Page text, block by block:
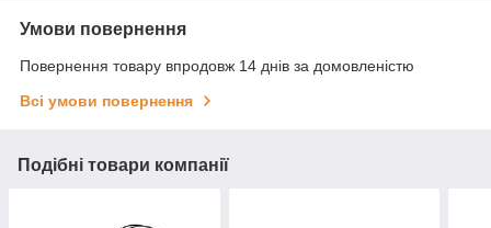
Умови повернення
Повернення товару впродовж 14 днів за домовленістю
Всі умови повернення
Подібні товари компанії